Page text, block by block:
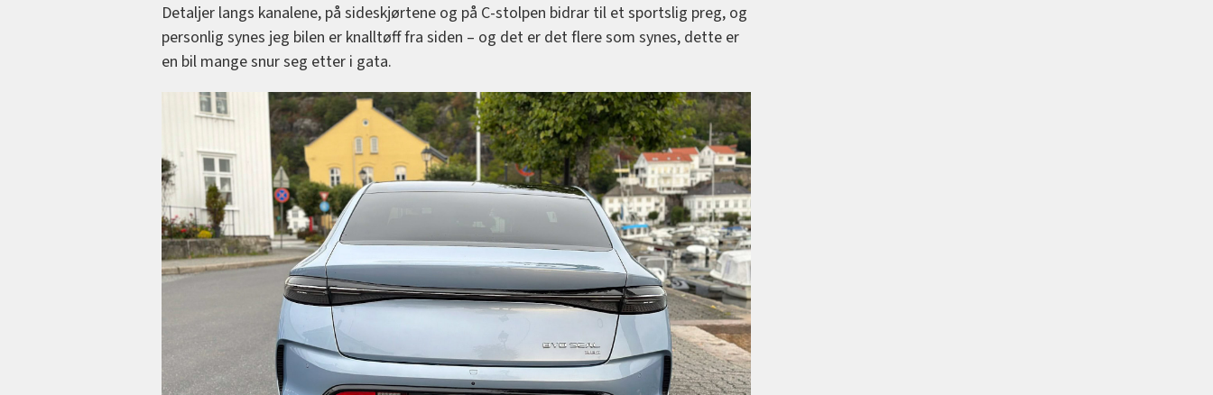
Detaljer langs kanalene, på sideskjørtene og på C-stolpen bidrar til et sportslig preg, og
personlig synes jeg bilen er knalltøff fra siden – og det er det flere som synes, dette er
en bil mange snur seg etter i gata.